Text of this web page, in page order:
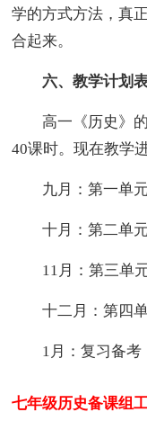
学的方式方法，真
合起来。
六、教学计划表
高一《历史》的
40课时。现在教学
九月：第一单元
十月：第二单元
11月：第三单
十二月：第四
1月：复习备考
七年级历史备课组